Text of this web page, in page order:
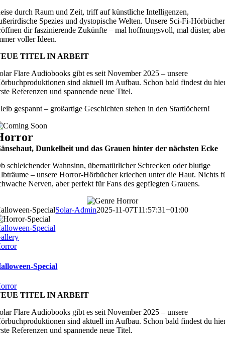
durch Raum und Zeit, triff auf künstliche Intelligenzen,
Spezies und dystopische Welten. Unsere Sci-Fi-Hörbücher
dir faszinierende Zukünfte – mal hoffnungsvoll, mal düster,
voller Ideen.
TITEL IN ARBEIT
Flare Audiobooks gibt es seit November 2025 – unsere
sind aktuell im Aufbau. Schon bald findest du
Referenzen und spannende neue Titel.
gespannt – großartige Geschichten stehen in den Startlöchern!
Dunkelheit und das Grauen hinter der nächsten Ecke
schleichender Wahnsinn, übernatürlicher Schrecken oder blutige
– unsere Horror-Hörbücher kriechen unter die Haut. Nichts
Nerven, aber perfekt für Fans des gepflegten Grauens.
SpecialSolar-Admin2025-11-07T11:57:31+01:00
Special
Special
TITEL IN ARBEIT
Flare Audiobooks gibt es seit November 2025 – unsere
sind aktuell im Aufbau. Schon bald findest du
Referenzen und spannende neue Titel.